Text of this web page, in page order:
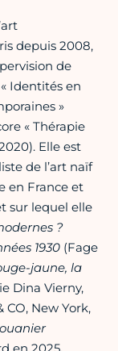
depuis 2008,
de
Identités en
»
« Thérapie
Elle est
de l’art naïf
en France et
sur lequel elle
?
1930 (Fage
jaune, la
Dina Vierny,
New York,